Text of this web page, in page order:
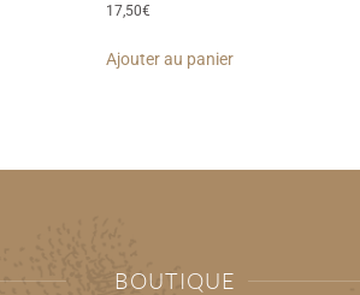
17,50€
Ajouter au panier
BOUTIQUE